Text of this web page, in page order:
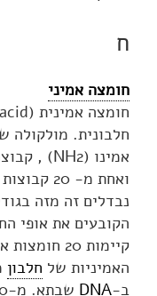
ח
חומצה אמיני
חלבונית. מולקולה
נבדלים זה מזה
הקובעים את אופי
קיימות 20
האמיניות של חלבון
ב-DNA